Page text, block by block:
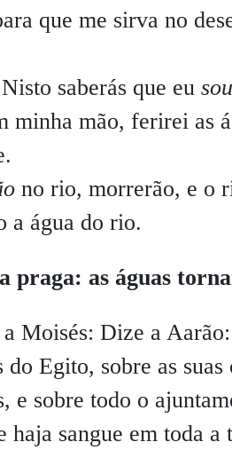
que me sirva no
saberás que eu sou
minha mão, ferirei as
no rio, morrerão, e o
a água do rio.
praga: as águas
Moisés: Dize a
do Egito, sobre as
e sobre todo o
haja sangue em toda